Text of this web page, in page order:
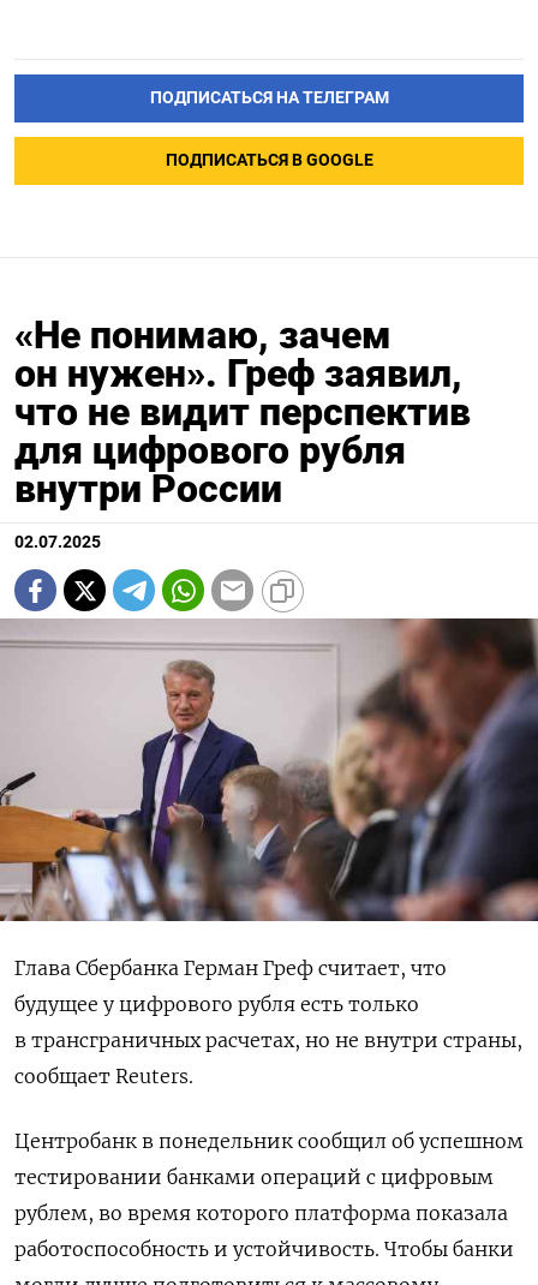
ПОДПИСАТЬСЯ НА ТЕЛЕГРАМ
ПОДПИСАТЬСЯ В GOOGLE
«Не понимаю, зачем
он нужен». Греф заявил,
что не видит перспектив
для цифрового рубля
внутри России
02.07.2025
Глава Сбербанка Герман Греф считает, что
будущее у цифрового рубля есть только
в трансграничных расчетах, но не внутри страны,
сообщает Reuters.
Центробанк в понедельник сообщил об успешном
тестировании банками операций с цифровым
рублем, во время которого платформа показала
работоспособность и устойчивость. Чтобы банки